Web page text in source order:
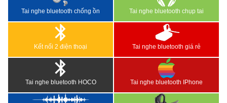
Tai nghe bluetooth chống ồn Tai nghe bluetooth chụp tai
Kết nối 2 điện thoại Tai nghe bluetooth giá rẻ
Tai nghe bluetooth HOCO Tai nghe bluetooth IPhone